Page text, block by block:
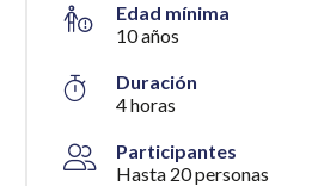
Edad mínima
10 años
Duración
4 horas
Participantes
Hasta 20 personas